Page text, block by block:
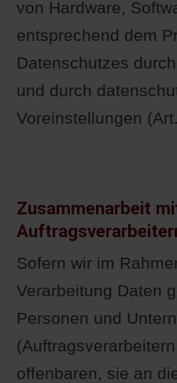
von Hardware,
entsprechend dem
Datenschutzes
und durch
Voreinstellungen
Zusammenarbeit
Sofern wir im
Verarbeitung Daten
Personen und
offenbaren, sie an